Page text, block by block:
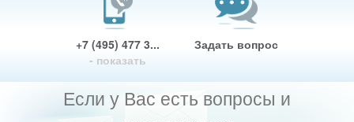
+7 (495) 477 3...
- показать
Задать вопрос
Если у Вас есть вопросы и